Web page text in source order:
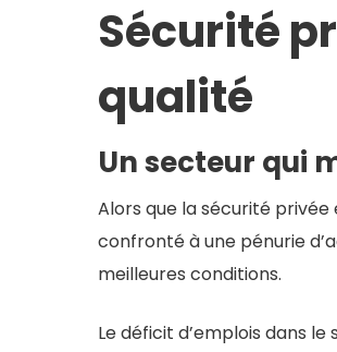
Sécurité
qualité
Un secteur qui
Alors que la sécurité
confronté à une pénurie
meilleures conditions.
Le déficit d’emplois dans